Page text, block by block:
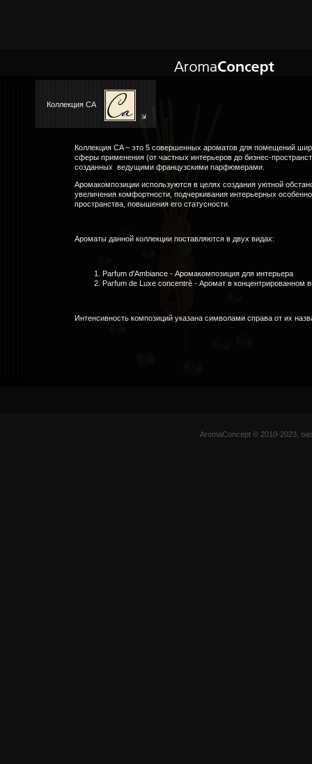
Коллекция CA
Коллекция CA – это 5 совершенных ароматов для помещений
сферы применения (от частных интерьеров до бизнес-
созданных ведущими французскими парфюмерами.
Аромакомпозиции используются в целях создания уютной
увеличения комфортности, подчеркивания интерьерных
пространства, повышения его статусности.
Ароматы данной коллекции поставляются в двух видах:
Parfum d'Ambiance - Аромакомпозиция для интерьера
Parfum de Luxe concentrè - Аромат в концентрированном
Интенсивность композиций указана символами справа от их
AromaConcept © 2010-2023,